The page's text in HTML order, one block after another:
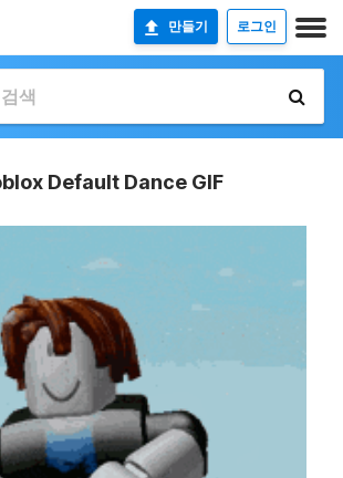
만들기 로그인
Default Dance GIF